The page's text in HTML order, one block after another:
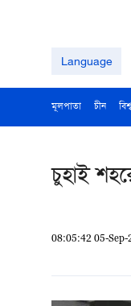
Language
মূলপাতা চীন বিশ্ব
চুহাই
08:05:42 05-Sep-